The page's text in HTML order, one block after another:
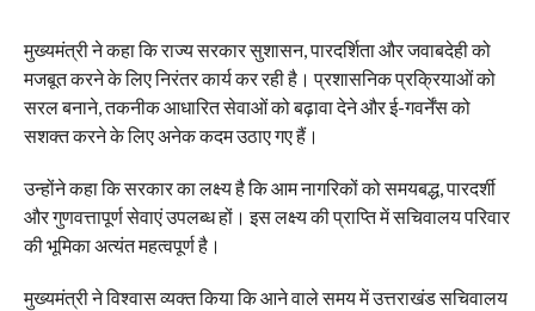
मुख्यमंत्री ने कहा कि राज्य सरकार सुशासन, पारदर्शिता और जवाबदेही को
मजबूत करने के लिए निरंतर कार्य कर रही है। प्रशासनिक प्रक्रियाओं को
सरल बनाने, तकनीक आधारित सेवाओं को बढ़ावा देने और ई-गवर्नेंस को
सशक्त करने के लिए अनेक कदम उठाए गए हैं।
उन्होंने कहा कि सरकार का लक्ष्य है कि आम नागरिकों को समयबद्ध, पारदर्शी
और गुणवत्तापूर्ण सेवाएं उपलब्ध हों। इस लक्ष्य की प्राप्ति में सचिवालय परिवार
की भूमिका अत्यंत महत्वपूर्ण है।
मुख्यमंत्री ने विश्वास व्यक्त किया कि आने वाले समय में उत्तराखंड सचिवालय